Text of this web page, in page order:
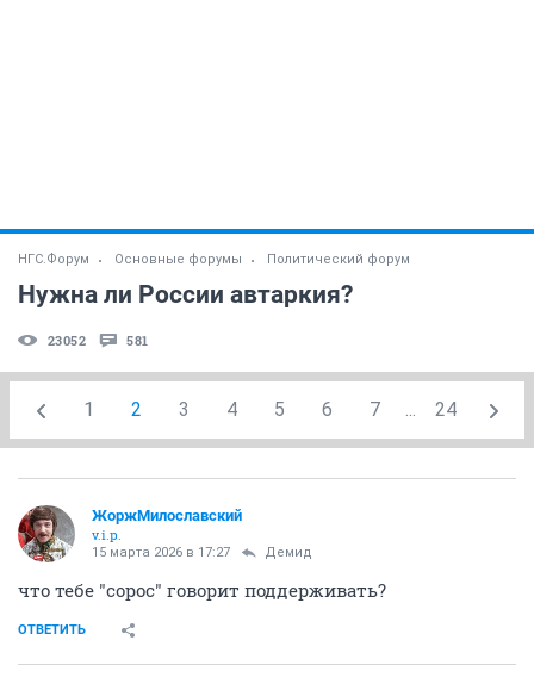
НГС.Форум Основные форумы Политический форум
Нужна ли России автаркия?
23052 581
1 2 3 4 5 6 7 ... 24
ЖоржМилославский
v.i.p.
15 марта 2026 в 17:27 Демид
что тебе "сорос" говорит поддерживать?
ОТВЕТИТЬ